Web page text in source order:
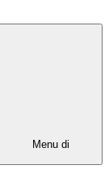
Menu di